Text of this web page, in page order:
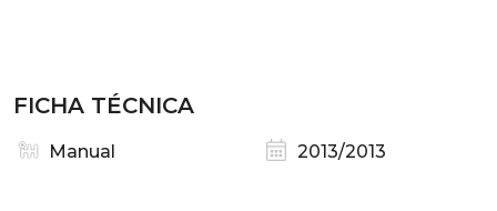
FICHA TÉCNICA
Manual 2013/2013